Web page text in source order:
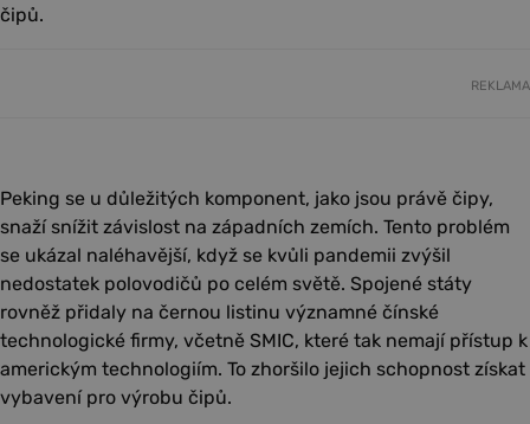
čipů.
REKLAMA
Peking se u důležitých komponent, jako jsou právě čipy,
snaží snížit závislost na západních zemích. Tento problém
se ukázal naléhavější, když se kvůli pandemii zvýšil
nedostatek polovodičů po celém světě. Spojené státy
rovněž přidaly na černou listinu významné čínské
technologické firmy, včetně SMIC, které tak nemají přístup k
americkým technologiím. To zhoršilo jejich schopnost získat
vybavení pro výrobu čipů.